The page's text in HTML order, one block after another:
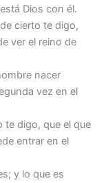
Dios con él.
cierto te digo,
ver el reino de
nacer
vez en el
te digo, que el que
entrar en el
y lo que es